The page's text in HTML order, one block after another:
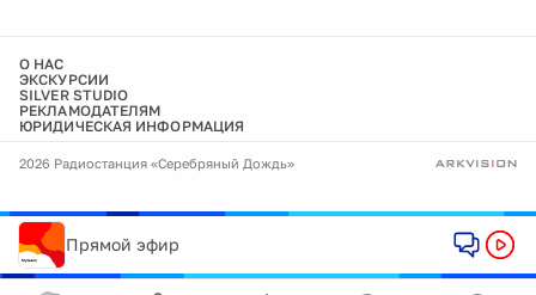
О НАС
ЭКСКУРСИИ
SILVER STUDIO
РЕКЛАМОДАТЕЛЯМ
ЮРИДИЧЕСКАЯ ИНФОРМАЦИЯ
2026 Радиостанция «Серебряный Дождь»
Прямой эфир